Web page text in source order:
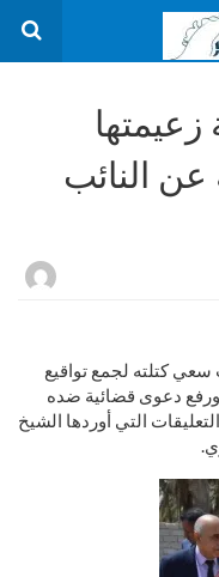
زعيمتها
النائب
سعي كتلته لجمع تواقيع
ورفع دعوى قضائية ضده
التي أوردها الشيخ